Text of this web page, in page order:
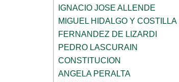
IGNACIO JOSE ALLENDE
MIGUEL HIDALGO Y COSTILLA
FERNANDEZ DE LIZARDI
PEDRO LASCURAIN
CONSTITUCION
ANGELA PERALTA